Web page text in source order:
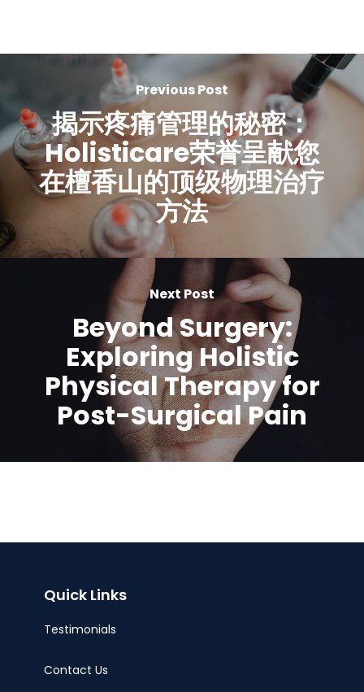
Previous Post
揭示疼痛管理的秘密：
Holisticare荣誉呈献您
在檀香山的顶级物理治疗
方法
Next Post
Beyond Surgery:
Exploring Holistic
Physical Therapy for
Post-Surgical Pain
Quick Links
Testimonials
Contact Us